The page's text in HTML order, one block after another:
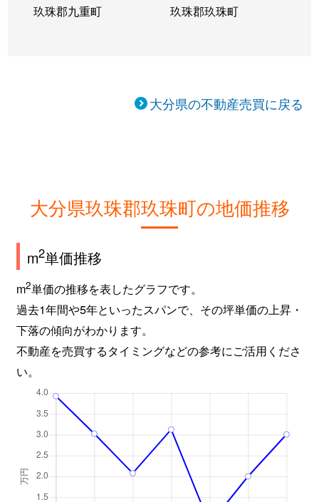
玖珠郡九重町 玖珠郡玖珠町
大分県の不動産売買に戻る
大分県玖珠郡玖珠町の地価推移
m2単価推移
m2単価の推移を表したグラフです。
過去1年間や5年といったスパンで、その坪単価の上昇・
下落の傾向がわかります。
不動産を売買するタイミングなどの参考にご活用くださ
い。